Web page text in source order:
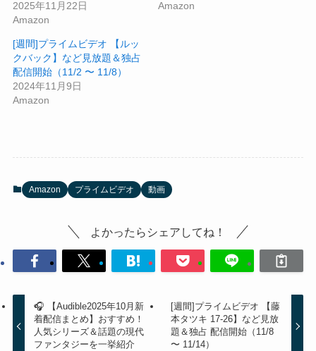
2025年11月22日
Amazon
Amazon
[週間]プライムビデオ 【ルッ
クバック】など見放題＆独占
配信開始（11/2 〜 11/8）
2024年11月9日
Amazon
Amazon プライムビデオ 動画
よかったらシェアしてね！
🎧 【Audible2025年10月新
着配信まとめ】おすすめ！
人気シリーズ＆話題の現代
ファンタジーを一挙紹介
[週間]プライムビデオ 【藤
本タツキ 17-26】など見放
題＆独占 配信開始（11/8
〜 11/14）